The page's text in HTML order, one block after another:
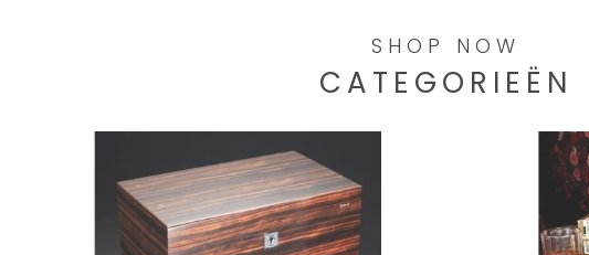
SHOP NOW
CATEGORIEËN